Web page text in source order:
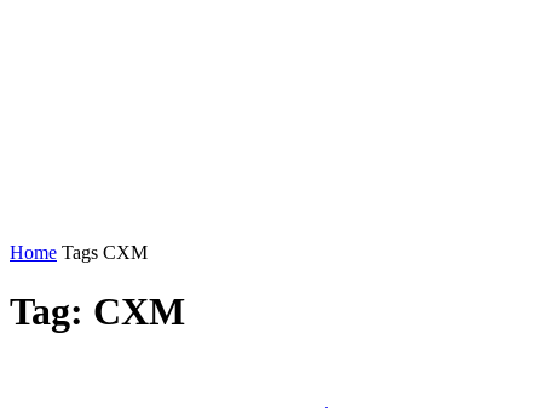
Home Tags CXM
Tag: CXM